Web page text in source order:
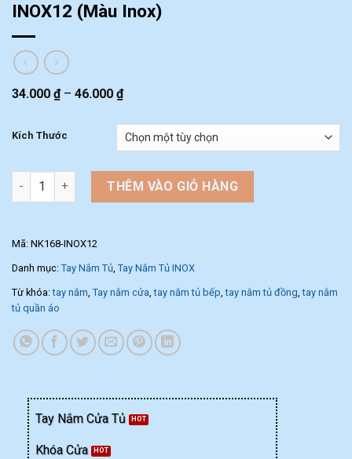
INOX12 (Màu Inox)
34.000 ₫– 46.000 ₫
Kích Thước
Tay nắm tủ dạng thanh tròn NK168-INOX12 (Màu Inox) số lượng
THÊM VÀO GIỎ HÀNG
Mã: NK168-INOX12
Danh mục: Tay Nắm Tủ Tay Nắm Tủ INOX
Từ khóa:tay nắm Tay nắm cửa ,tay nắm tủ bếp ,tay nắm tủ đồng ,tay nắm
tủ quần áo
Tay Nắm Cửa Tủ
Khóa Cửa